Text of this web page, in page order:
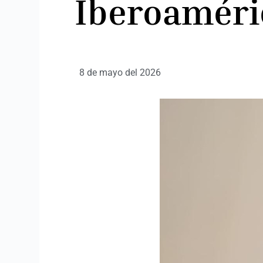
8 de mayo del 2026